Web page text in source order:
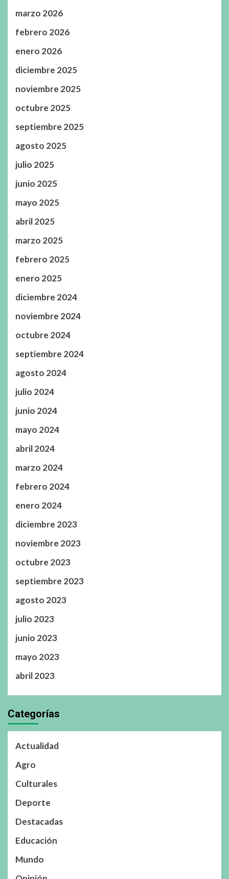
marzo 2026
febrero 2026
enero 2026
diciembre 2025
noviembre 2025
octubre 2025
septiembre 2025
agosto 2025
julio 2025
junio 2025
mayo 2025
abril 2025
marzo 2025
febrero 2025
enero 2025
diciembre 2024
noviembre 2024
octubre 2024
septiembre 2024
agosto 2024
julio 2024
junio 2024
mayo 2024
abril 2024
marzo 2024
febrero 2024
enero 2024
diciembre 2023
noviembre 2023
octubre 2023
septiembre 2023
agosto 2023
julio 2023
junio 2023
mayo 2023
abril 2023
Categorías
Actualidad
Agro
Culturales
Deporte
Destacadas
Educación
Mundo